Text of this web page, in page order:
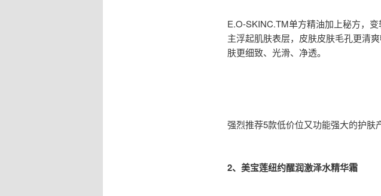
E.O-SKINC.TM单方精油加上秘方，
主浮起肌肤表层，皮肤皮肤毛孔更清
肤更细致、光滑、净透。
强烈推荐5款低价位又功能强大的护肤
2、美宝莲纽约醒润激泽水精华霜